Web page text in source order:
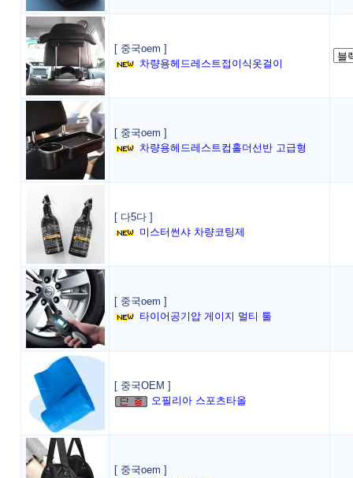
[ 중국oem ]
차량용헤드레스트접이식옷걸이
[ 중국oem ]
차량용헤드레스트컵홀더선반 고급형
[ 다5다 ]
미스터썬샤 차량코팅제
[ 중국oem ]
타이어공기압 게이지 멀티 툴
[ 중국OEM ]
오필리아 스포츠타올
[ 중국oem ]